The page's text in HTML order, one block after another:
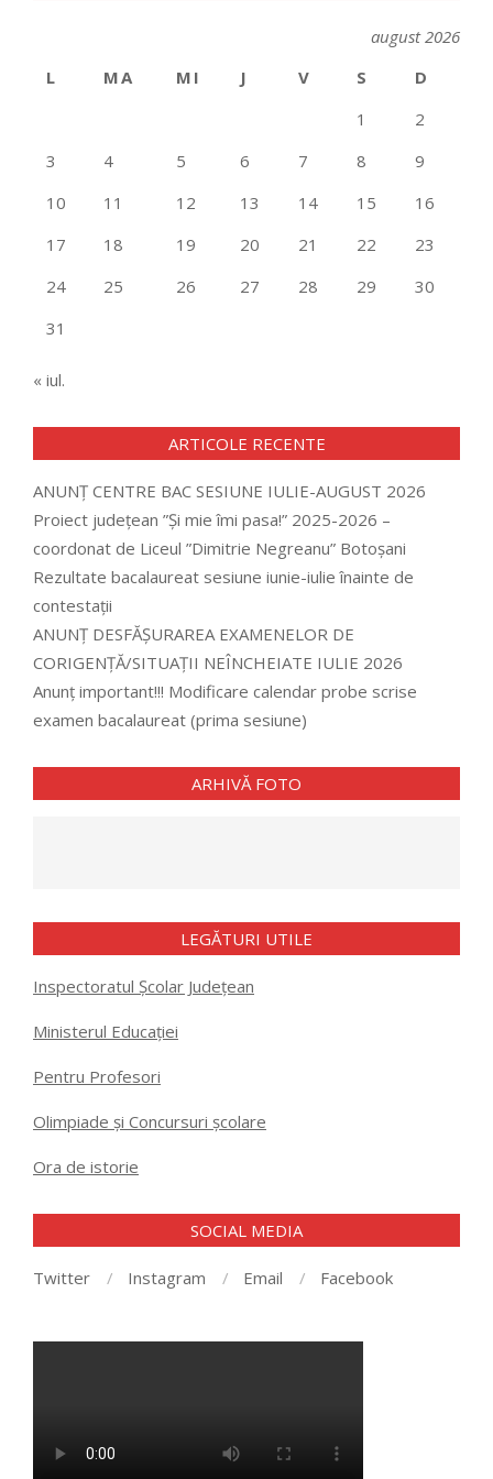
august 2026
L
MA MI J V S
D
1
2
3
4 5 6 7 8
9
10
11 12 13 14 15
16
17
18 19 20 21 22
23
24
25 26 27 28 29
30
31
« iul.
ARTICOLE RECENTE
ANUNȚ CENTRE BAC SESIUNE IULIE-AUGUST 2026
Proiect județean ”Și mie îmi pasa!” 2025-2026 –
coordonat de Liceul ”Dimitrie Negreanu” Botoșani
Rezultate bacalaureat sesiune iunie-iulie înainte de
contestații
ANUNȚ DESFĂȘURAREA EXAMENELOR DE
CORIGENȚĂ/SITUAȚII NEÎNCHEIATE IULIE 2026
Anunț important!!! Modificare calendar probe scrise
examen bacalaureat (prima sesiune)
ARHIVĂ FOTO
LEGĂTURI UTILE
Inspectoratul Școlar Județean
Ministerul Educației
Pentru Profesori
Olimpiade și Concursuri școlare
Ora de istorie
SOCIAL MEDIA
Twitter Instagram Email Facebook